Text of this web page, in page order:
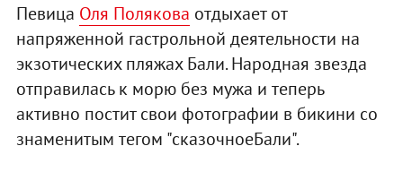
Певица Оля Полякова отдыхает от
напряженной гастрольной деятельности на
экзотических пляжах Бали. Народная звезда
отправилась к морю без мужа и теперь
активно постит свои фотографии в бикини со
знаменитым тегом "сказочноеБали".